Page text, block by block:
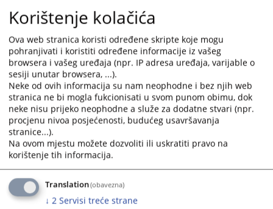
the
question
mark
key
to
get
the
keyboard
shortcuts
for
changing
dates.
the
question
mark
key
to
get
the
keyboard
shortcuts
for
dates.
16.07.2026.
16.07.2026.
Protok zemljišno-knjižnih predmeta po sudu i vrsti u 2024.
godini
16.07.2026.
Protok predmeta registracije po sudu i vrsti u 2025. godini
16.07.2026.
Podaci o oduzetoj imovinskoj koristi u 2025. godini
16.07.2026.
Protok KTA i KTN predmeta u tužilastvima u 2025. godini
Korištenje kolačića
Ova web stranica koristi određene skripte koje mogu
pohranjivati i koristiti određene informacije iz vašeg
browsera i vašeg uređaja (npr. IP adresa uređaja, varijable o
sesiji unutar browsera, ...).
Neke od ovih informacija su nam neophodne i bez njih web
stranica ne bi mogla fukcionisati u svom punom obimu, dok
neke nisu prijeko neophodne a služe za dodatne stvari (npr.
procjenu nivoa posjećenosti, budućeg usavršavanja
stranice...).
Na ovom mjestu možete dozvoliti ili uskratiti pravo na
korištenje tih informacija.
Translation(obavezna)
↓ 2 Servisi treće strane